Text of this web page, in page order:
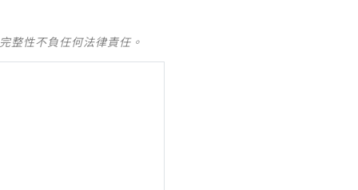
整性不負任何法律責任。